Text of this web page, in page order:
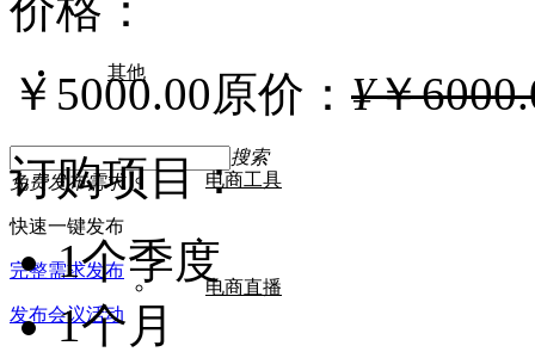
其他
电商工具
电商直播
搜索
免费发布需求
快速一键发布
完整需求发布
发布会议活动
￥5000.00原价： ¥￥
订购项目：
1个季度
1个月